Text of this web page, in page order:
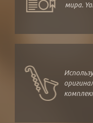
мира.